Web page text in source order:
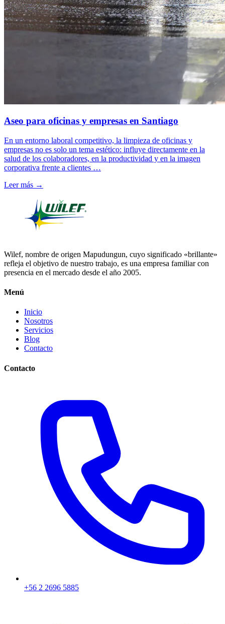
Aseo para oficinas y empresas en Santiago
En un entorno laboral competitivo, la limpieza de oficinas y
empresas no es solo un tema estético: influye directamente en la
salud de los colaboradores, en la productividad y en la imagen
corporativa frente a clientes …
Leer más →
Wilef, nombre de origen Mapudungun, cuyo significado «brillante»
refleja el objetivo de nuestro trabajo, es una empresa familiar con
presencia en el mercado desde el año 2005.
Menú
Inicio
Nosotros
Servicios
Blog
Contacto
Contacto
+56 2 2696 5885